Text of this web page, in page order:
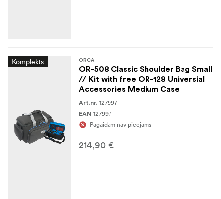
Komplekts ORCA
OR-508 Classic Shoulder Bag Small
// Kit with free OR-128 Universial
Accessories Medium Case
Art.nr. 127997
EAN 127997
Pagaidām nav pieejams
214,90 €